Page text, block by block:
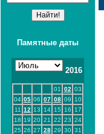
Памятные даты
2016
01 02 03
04 05 06 07 08 09
10
11 12 13 14 15 16
17
18 19 20 21 22 23 24
25 26 27 28 29 30 31